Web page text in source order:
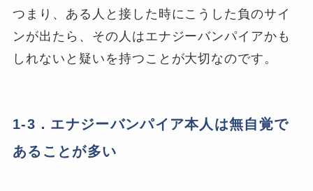
つまり、ある人と接した時にこうした負のサイ
ンが出たら、その人はエナジーバンパイアかも
しれないと疑いを持つことが大切なのです。
1-3．エナジーバンパイア本人は無自覚で
あることが多い